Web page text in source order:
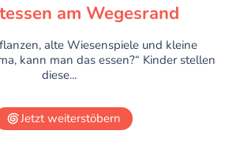
am Wegesrand
alte Wiesenspiele und kleine
kann man das essen?“ Kinder stellen
diese...
Jetzt weiterstöbern